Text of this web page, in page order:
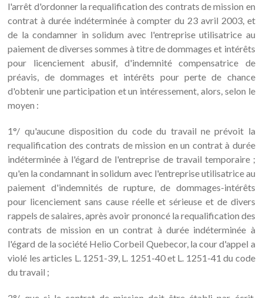
l'arrêt d'ordonner la requalification des contrats de mission en
contrat à durée indéterminée à compter du 23 avril 2003, et
de la condamner in solidum avec l'entreprise utilisatrice au
paiement de diverses sommes à titre de dommages et intérêts
pour licenciement abusif, d'indemnité compensatrice de
préavis, de dommages et intérêts pour perte de chance
d'obtenir une participation et un intéressement, alors, selon le
moyen :
1°/ qu'aucune disposition du code du travail ne prévoit la
requalification des contrats de mission en un contrat à durée
indéterminée à l'égard de l'entreprise de travail temporaire ;
qu'en la condamnant in solidum avec l'entreprise utilisatrice au
paiement d'indemnités de rupture, de dommages-intérêts
pour licenciement sans cause réelle et sérieuse et de divers
rappels de salaires, après avoir prononcé la requalification des
contrats de mission en un contrat à durée indéterminée à
l'égard de la société Helio Corbeil Quebecor, la cour d'appel a
violé les articles L. 1251-39, L. 1251-40 et L. 1251-41 du code
du travail ;